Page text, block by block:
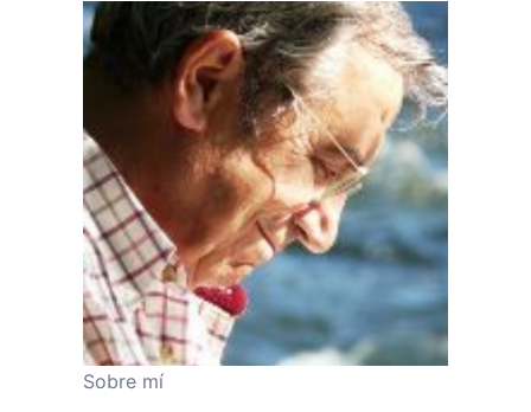
Sobre mí